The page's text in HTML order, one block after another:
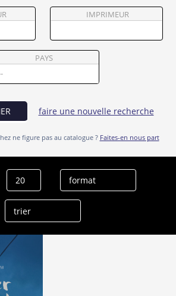
IMPRIMEUR
PAYS
faire une nouvelle recherche
ne figure pas au catalogue ? Faites-en nous part